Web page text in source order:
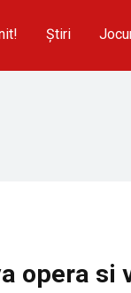
Știri
opera si